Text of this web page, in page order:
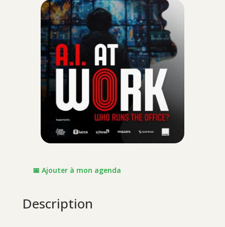
📅 Ajouter à mon agenda
Description